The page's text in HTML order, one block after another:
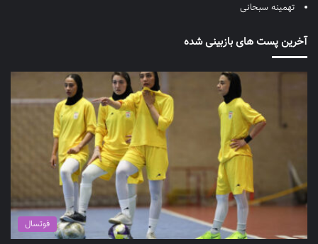
تهمینه سبحانی
آخرین پست های بازبینی شده
فوتسال